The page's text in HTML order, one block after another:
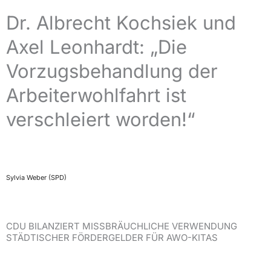
Dr. Albrecht Kochsiek und
Axel Leonhardt: „Die
Vorzugsbehandlung der
Arbeiterwohlfahrt ist
verschleiert worden!“
Sylvia Weber (SPD)
CDU BILANZIERT MISSBRÄUCHLICHE VERWENDUNG
STÄDTISCHER FÖRDERGELDER FÜR AWO-KITAS